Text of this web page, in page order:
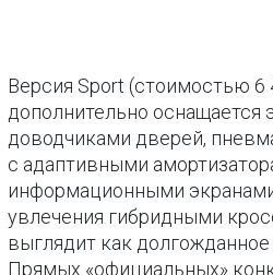
Версия Sport (стоимостью 6
дополнительно оснащается
доводчиками дверей,
с адаптивными
информационными
увлечения гибридными
выглядит как долгожданное
Прямых «официальных»